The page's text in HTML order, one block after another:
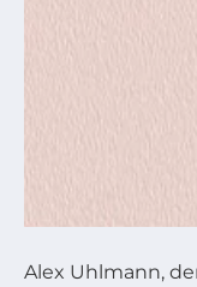
Alex Uhlmann,